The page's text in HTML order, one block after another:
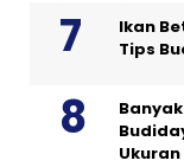
Ikan
Tips